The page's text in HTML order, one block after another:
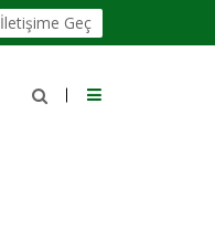
İletişime Geç